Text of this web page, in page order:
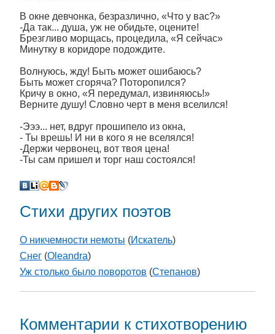
В окне девчонка, безразлично, «Что у вас?»
-Да так... душа, уж не обидьте, оцените!
Брезгливо морщась, процедила, «Я сейчас»
Минутку в коридоре подождите.
Волнуюсь, жду! Быть может ошибаюсь?
Быть может сгоряча? Поторопился?
Кричу в окно, «Я передумал, извиняюсь!»
Верните душу! Словно черт в меня вселился!
-Эээ... нет, вдруг прошипело из окна,
- Ты врешь! И ни в кого я не вселялся!
-Держи червонец, вот твоя цена!
-Ты сам пришел и торг наш состоялся!
Стихи других поэтов
О никчемности немоты (Искатель)
Снег (Oleandra)
Уж столько было поворотов (Степанов)
Комментарии к стихотворению